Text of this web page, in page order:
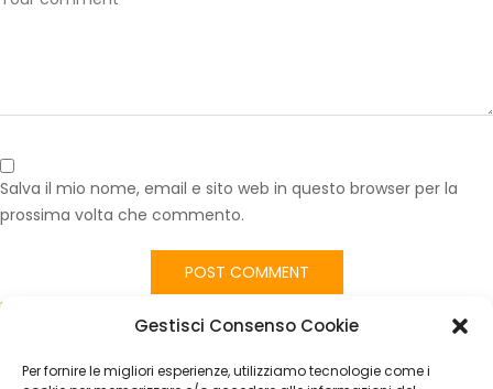
Gestisci Consenso Cookie
Per fornire le migliori esperienze, utilizziamo tecnologie come i
Salva il mio nome, email e sito web in questo browser per la
prossima volta che commento.
Published in
Jumper/Peugeot Boxer Serie 4 con Fodera Nera-Rossa | Made in
Italy